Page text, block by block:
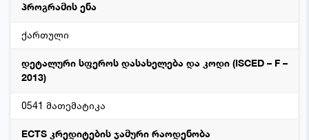
პროგრამის ენა
ქართული
დეტალური სფეროს დასახელება და კოდი (ISCED – F –
2013)
0541 მათემატიკა
ECTS კრედიტების ჯამური რაოდენობა